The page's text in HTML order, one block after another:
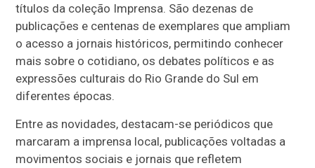
títulos da coleção Imprensa. São dezenas de
publicações e centenas de exemplares que ampliam
o acesso a jornais históricos, permitindo conhecer
mais sobre o cotidiano, os debates políticos e as
expressões culturais do Rio Grande do Sul em
diferentes épocas.
Entre as novidades, destacam-se periódicos que
marcaram a imprensa local, publicaçõesvoltadas a
movimentos sociais e jornais que refletem